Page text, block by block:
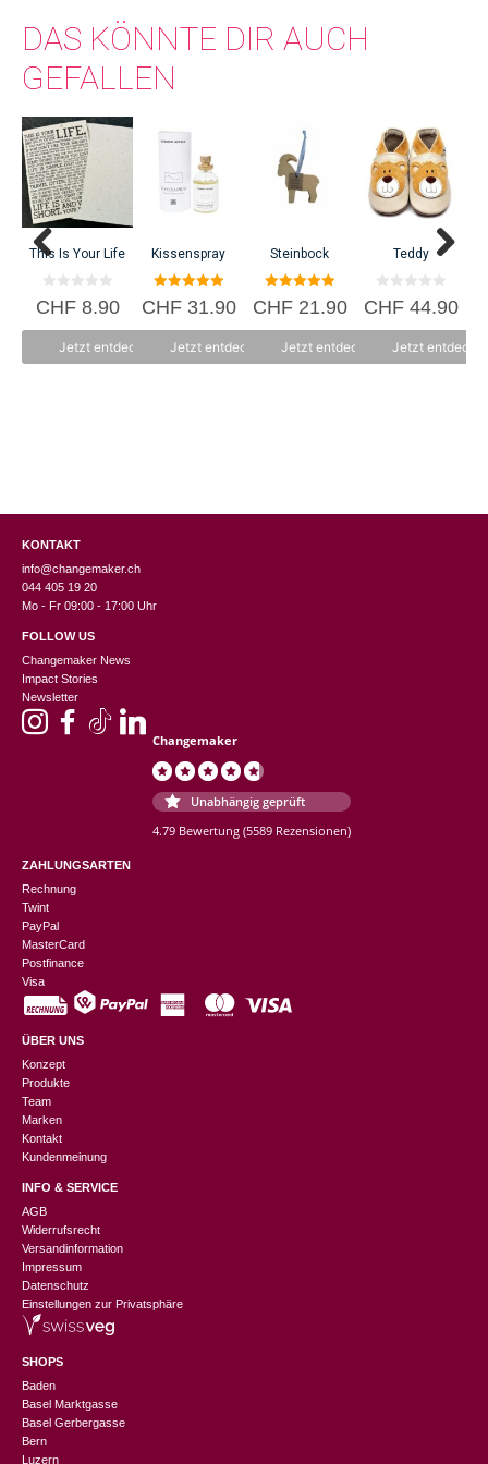
DAS KÖNNTE DIR AUCH
GEFALLEN
This Is Your Life
0
v
CHF8.90
Jetzt entdecken
Kissenspray
5.00
von 5
CHF31.90
Jetzt entdecken
Steinbock
5.00
von 5
CHF21.90
Jetzt entdecken
Teddy
0
v
CHF44.90
Jetzt
KONTAKT
info@changemaker.ch
044 405 19 20
Mo - Fr 09:00 - 17:00 Uhr
FOLLOW US
Changemaker News
Impact Stories
Newsletter
Changemaker
Unabhängig geprüft
4.79 Bewertung (5589 Rezensionen)
ZAHLUNGSARTEN
Rechnung
Twint
PayPal
MasterCard
Postfinance
Visa
ÜBER UNS
Konzept
Produkte
Team
Marken
Kontakt
Kundenmeinung
INFO & SERVICE
AGB
Widerrufsrecht
Versandinformation
Impressum
Datenschutz
Einstellungen zur Privatsphäre
SHOPS
Baden
Basel Marktgasse
Basel Gerbergasse
Bern
Luzern